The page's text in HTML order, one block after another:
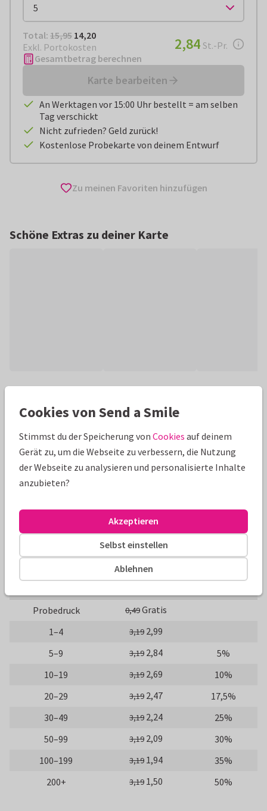
Total: € 14,20
Total: 15,95 14,20
Exkl. Portokosten
€ 2,84pro Stück
2,84 St.-Pr.
Gesamtbetrag berechnen
Karte bearbeiten
An Werktagen vor 15:00 Uhr bestellt = am selben
Tag verschickt
Nicht zufrieden? Geld zurück!
Kostenlose Probekarte von deinem Entwurf
Zu meinen Favoriten hinzufügen
Schöne Extras zu deiner Karte
Moderne Fotokarte, um zum Ruhestand zu gratulieren und
Texte und Hintergrundfarbe anpassbar.
Alle Karten können nach Wunsch angepasst werden.
Größen und Preise
15 x 21 cm
Probedruck 0,49Gratis
1–4
3,19 2,99
5–9
3,19 2,84
5%
10–19
3,19 2,69
10%
20–29
3,19 2,47
17,5%
30–49
3,19 2,24
25%
50–99
3,19 2,09
30%
100–199
3,19 1,94
35%
200+
3,19 1,50 50%
Cookies von Send a Smile
Stimmst du der Speicherung von Cookies auf deinem
Gerät zu, um die Webseite zu verbessern, die Nutzung
der Webseite zu analysieren und personalisierte Inhalte
anzubieten?
Ablehnen
Selbst einstellen
Akzeptieren